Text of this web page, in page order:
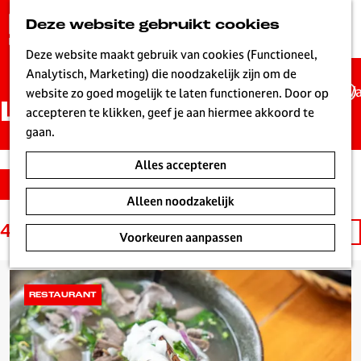
Deze website gebruikt cookies
Deze website maakt gebruik van cookies (Functioneel,
Analytisch, Marketing) die noodzakelijk zijn om de
website zo goed mogelijk te laten functioneren. Door op
accepteren te klikken, geef je aan hiermee akkoord te
gaan.
Alles accepteren
Alleen noodzakelijk
Voorkeuren aanpassen
a
n
a
a
r
e
o
m
e
p
a
g
e
L
i
K
Locaties
a
z
k
e
Filter S
r
e
e
r
o
p
:
49 t/m 72 van 300 resultaten
o
r
e
e
r
RESTAURANT